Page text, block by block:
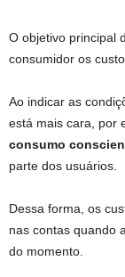
O objetivo principal
consumidor os
Ao indicar as
está mais cara, por
consumo
parte dos usuários.
Dessa forma, os
nas contas quando
do momento.